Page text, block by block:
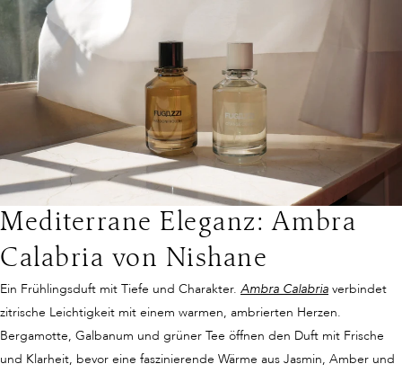
Mediterrane Eleganz: Ambra
Calabria von Nishane
Ein Frühlingsduft mit Tiefe und Charakter. Ambra Calabria verbindet
zitrische Leichtigkeit mit einem warmen, ambrierten Herzen.
Bergamotte, Galbanum und grüner Tee öffnen den Duft mit Frische
und Klarheit, bevor eine faszinierende Wärme aus Jasmin, Amber und